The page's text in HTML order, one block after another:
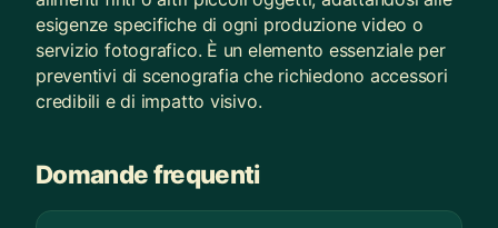
esigenze specifiche di ogni produzione video o
servizio fotografico. È un elemento essenziale per
preventivi di scenografia che richiedono accessori
credibili e di impatto visivo.
Domande frequenti